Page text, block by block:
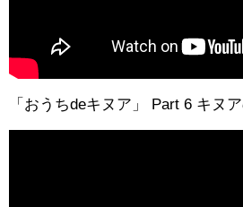
「おうちdeキヌア」 Part 6 キヌ